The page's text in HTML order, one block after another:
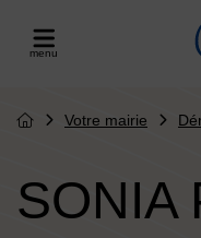
le menu
Page d'accueil du site
Votre mairie
SONIA